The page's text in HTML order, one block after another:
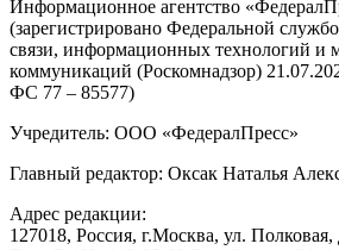
Информационное агентство
(зарегистрировано Федеральной
связи, информационных технологий и
коммуникаций (Роскомнадзор)
ФС 77 – 85577)
Учредитель: ООО «ФедералПресс»
Главный редактор: Оксак Наталья
Адрес редакции:
127018, Россия, г.Москва, ул. Полковая,